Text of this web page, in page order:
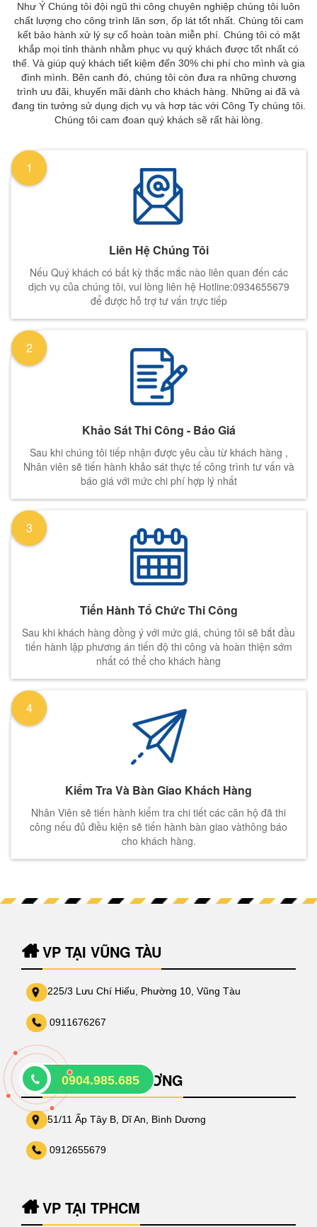
Như Ý Chúng tôi đội ngũ thi công chuyên nghiệp chúng tôi luôn
chất lượng cho công trình lăn sơn, ốp lát tốt nhất. Chúng tôi cam
kết bảo hành xử lý sự cố hoàn toàn miễn phí. Chúng tôi có mặt
khắp mọi tỉnh thành nhằm phục vụ quý khách được tốt nhất có
thể. Và giúp quý khách tiết kiệm đến 30% chi phí cho mình và gia
đình mình. Bên canh đó, chúng tôi còn đưa ra những chương
trình ưu đãi, khuyến mãi dành cho khách hàng. Những ai đã và
đang tin tưởng sử dụng dịch vụ và hơp tác với Công Ty chúng tôi.
Chúng tôi cam đoan quý khách sẽ rất hài lòng.
Liên Hệ Chúng Tôi
Nếu Quý khách có bất kỳ thắc mắc nào liên quan đến các
dịch vụ của chúng tôi, vui lòng liên hệ Hotline:0934655679
để được hỗ trợ tư vấn trực tiếp
1
Khảo Sát Thi Công - Báo Giá
Sau khi chúng tôi tiếp nhận được yêu cầu từ khách hàng ,
Nhân viên sẽ tiến hành khảo sát thực tế công trình tư vấn và
báo giá với mức chi phí hợp lý nhất
2
Tiến Hành Tổ Chức Thi Công
Sau khi khách hàng đồng ý với mức giá, chúng tôi sẽ bắt đầu
tiến hành lập phương án tiến độ thi công và hoàn thiện sớm
nhất có thể cho khách hàng
3
Kiểm Tra Và Bàn Giao Khách Hàng
Nhân Viên sẽ tiến hành kiểm tra chi tiết các căn hộ đã thi
công nếu đủ điều kiện sẽ tiến hành bàn giao vàthông báo
cho khách hàng.
4
VP TẠI VŨNG TÀU
225/3 Lưu Chí Hiếu, Phường 10, Vũng Tàu
0911676267
VP TẠI BÌNH DƯƠNG
51/11 Ấp Tây B, Dĩ An, Bình Dương
0912655679
VP TẠI TPHCM
0904.985.685